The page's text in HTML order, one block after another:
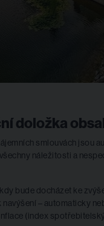
doložka
smlouvách jsou
náležitosti a
bude docházet ke
– automaticky
(index